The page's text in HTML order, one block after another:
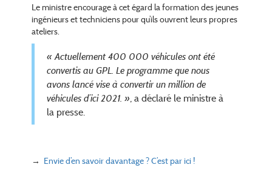
Le ministre encourage à cet égard la formation des jeunes
ingénieurs et techniciens pour qu’ils ouvrent leurs propres
ateliers.
« Actuellement 400 000 véhicules ont été
convertis au GPL. Le programme que nous
avons lancé vise à convertir un million de
véhicules d’ici 2021. », a déclaré le ministre à
la presse.
→ Envie d’en savoir davantage ? C’est par ici !